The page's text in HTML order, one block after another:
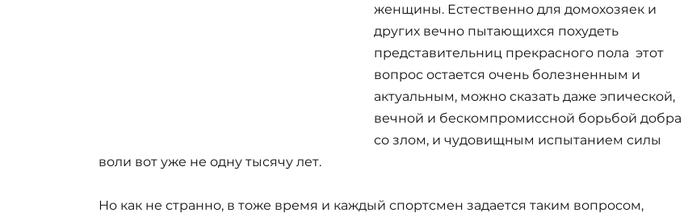
женщины. Естественно для домохозяек и
других вечно пытающихся похудеть
представительниц прекрасного пола этот
вопрос остается очень болезненным и
актуальным, можно сказать даже эпической,
вечной и бескомпромиссной борьбой добра
со злом, и чудовищным испытанием силы
воли вот уже не одну тысячу лет.
Но как не странно, в тоже время и каждый спортсмен задается таким вопросом,